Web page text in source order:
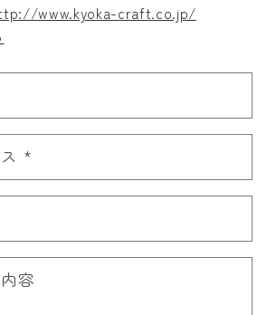
www.kyoka-craft.co.jp/
*
容